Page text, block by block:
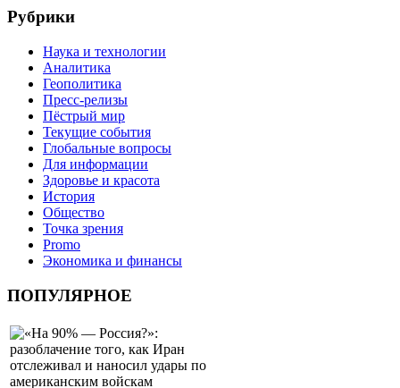
Рубрики
Наука и технологии
Аналитика
Геополитика
Пресс-релизы
Пёстрый мир
Текущие события
Глобальные вопросы
Для информации
Здоровье и красота
История
Общество
Точка зрения
Promo
Экономика и финансы
ПОПУЛЯРНОЕ